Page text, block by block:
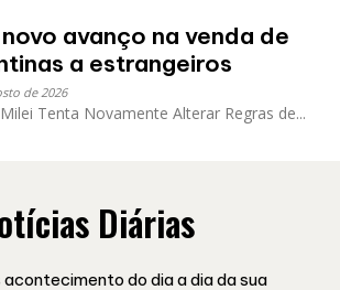
avanço na venda de
a estrangeiros
de 2026
Tenta Novamente Alterar Regras de...
Diárias
do dia a dia da sua